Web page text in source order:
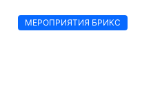
МЕРОПРИЯТИЯ БРИКС